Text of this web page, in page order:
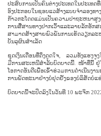
ປະ​ສົບ​ການ​ເປັນ​ຄົນ​ຕ່າງ​ປະ​ເທດ​ໃນ​ປະ​ເທດ​
ອົງປະກອບໃນຊອບແວສ້າງແບບຈໍາລອງທ
ກ້າວກະໂດດແມ່ນເປັນຄວາມປາຖະຫນາສູງ
ການ​ສື່​ສານ​ທາງ​ປາກ​ເວົ້າ​ແລະ​ລາຍ​ລັກ​ອັກ​
ສາມາດ​ສ້າງ​ສາຍ​ພົວພັນ​ການ​ເຮັດ​ວຽກ​ລ
ບັນລຸ​ຜົນສຳ​ເລັດ
ຊຸດເງິນເດືອນທີ່ດຶງດູດໃຈ, ລວມທັງແຮງ
ມີການສະເຫນີສໍາລັບບົດບາດນີ້. ໜ້າທີ່ນີ້
ໂອກາດ​ອັນ​ດີ​ເພື່ອ​ເຂົ້າ​ຮ່ວມ​ການ​ດຳ​ເນີນ​ງ
ການ​ພັດທະນາ​ຢ່າງ​ບໍ່​ຢຸດ​ຢັ້ງ​ຂອງ​ບໍລິສັດ​ບໍ່​
ບົດບາດນີ້ຈະປິດລົງໃນວັນທີ 10 ພະຈິກ